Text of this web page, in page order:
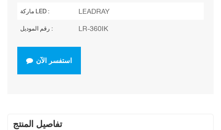
ماركة LED : LEADRAY
رقم الموديل : LR-360IK
استفسر الآن
تفاصيل المنتج